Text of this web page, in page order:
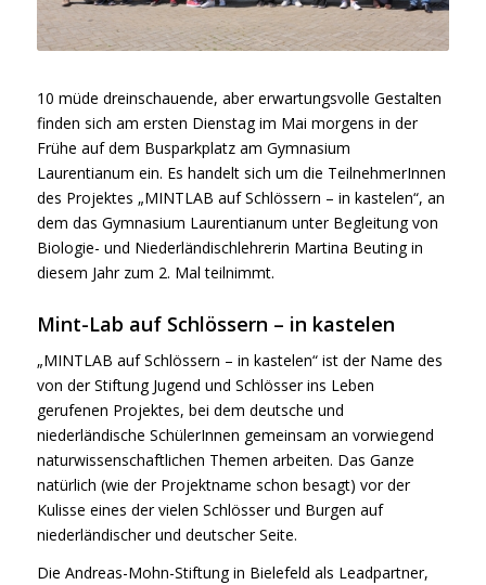
10 müde dreinschauende, aber erwartungsvolle Gestalten
finden sich am ersten Dienstag im Mai morgens in der
Frühe aufdem Busparkplatz am Gymnasium
Laurentianum ein. Es handelt sich um die TeilnehmerInnen
des Projektes „MINTLAB aufSchlössern – in kastelen“, an
dem das Gymnasium Laurentianum unter Begleitung von
Biologie- und Niederländischlehrerin Martina Beuting in
diesem Jahr zum 2. Mal teilnimmt.
Mint-Lab auf Schlössern – in kastelen
„MINTLAB aufSchlössern – in kastelen“ ist der Name des
von der Stiftung Jugend und Schlösser ins Leben
gerufenen Projektes, bei dem deutsche und
niederländische SchülerInnen gemeinsam an vorwiegend
naturwissenschaftlichen Themen arbeiten. Das Ganze
natürlich (wie der Projektname schon besagt) vor der
Kulisse eines der vielen Schlösser und Burgen auf
niederländischer und deutscher Seite.
Die Andreas-Mohn-Stiftung in Bielefeld als Leadpartner,